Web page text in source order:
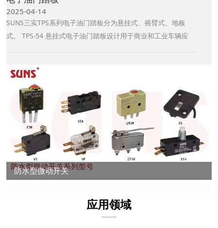
提供出色的机械和电气性能。
2025-04-14
SUNS三实TPS系列电子油门踏板分为悬挂式、摇臂式、地板
式。 TPS-54 悬挂式电子油门踏板设计用于商业和工业车辆应
以实现高精度输出。摇臂踏板安装在地板上，设计用于前后运
动。踏板可以定制为侧到侧的运动。 TPS-26 地板式电子油门踏
板专为商用车应用而设计，可按客户要求定制。 TPS-27 地板式
电子油门踏板专为商用车应用而设计。
防水型微动开关
应用领域